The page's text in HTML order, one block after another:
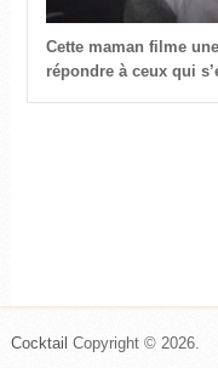
Cette maman filme
répondre à ceux qui
Cocktail Copyright © 2026.